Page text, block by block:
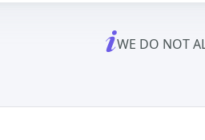
WE DO NOT